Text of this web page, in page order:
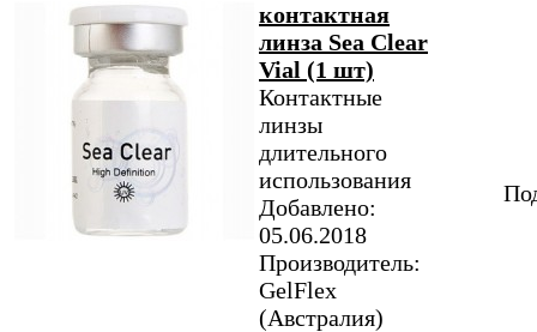
контактная
линза Sea Clear
Vial (1 шт)
Контактные
линзы
длительного
использования
Добавлено:
05.06.2018
Производитель:
GelFlex
(Австралия)